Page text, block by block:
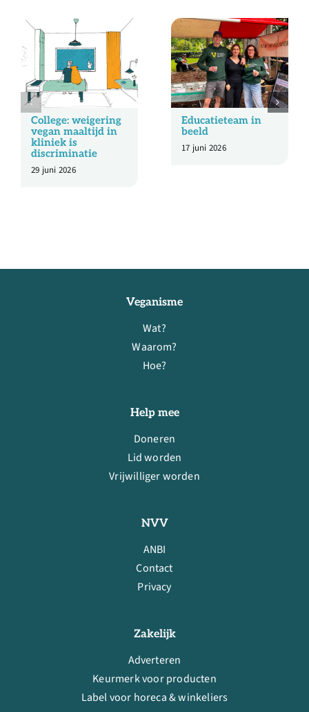
College: weigering
vegan maaltijd in
kliniek is
discriminatie
29 juni 2026
Educatieteam in
beeld
17 juni 2026
Veganisme
Wat?
Waarom?
Hoe?
Help mee
Doneren
Lid worden
Vrijwilliger worden
NVV
ANBI
Contact
Privacy
Zakelijk
Adverteren
Keurmerk voor producten
Label voor horeca & winkeliers